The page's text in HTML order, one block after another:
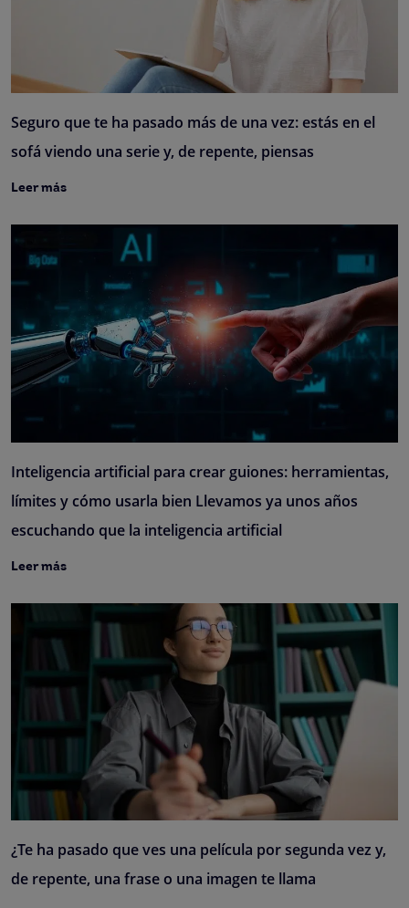
Seguro que te ha pasado más de una vez: estás en el
sofá viendo una serie y, de repente, piensas
Leer más
Inteligencia artificial para crear guiones: herramientas,
límites y cómo usarla bien Llevamos ya unos años
escuchando que la inteligencia artificial
Leer más
¿Te ha pasado que ves una película por segunda vez y,
de repente, una frase o una imagen te llama